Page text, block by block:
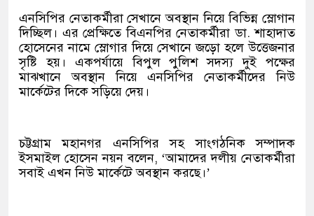
এনসিপির নেতাকর্মীরা সেখানে অবস্থান নিয়ে বিভিন্ন স্লোগান
দিচ্ছিল। এর প্রেক্ষিতে বিএনপির নেতাকর্মীরা ডা. শাহাদাত
হোসেনের নামে স্লোগার দিয়ে সেখানে জড়ো হলে উত্তেজনার
সৃষ্টি হয়। একপর্যায়ে বিপুল পুলিশ সদস্য দুই পক্ষের
মাঝখানে অবস্থান নিয়ে এনসিপির নেতাকর্মীদের নিউ
মার্কেটের দিকে সড়িয়ে দেয়।
চট্টগ্রাম মহানগর এনসিপির সহ সাংগঠনিক সম্পাদক
ইসমাইল হোসেন নয়ন বলেন, ‘আমাদের দলীয় নেতাকর্মীরা
সবাই এখন নিউ মার্কেটে অবস্থান করছে।’